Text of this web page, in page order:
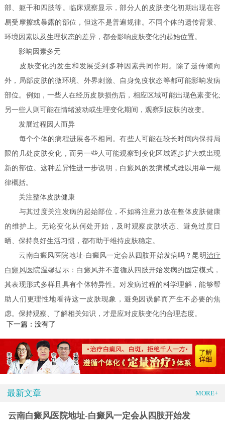
部、躯干和四肢等。临床观察显示，部分人的皮肤变化初期出现在容
易受摩擦或暴露的部位，但这不是普遍规律。不同个体的遗传背景、
环境因素以及生理状态的差异，都会影响皮肤变化的起始位置。
影响因素多元
皮肤变化的发生和发展受到多种因素共同作用。除了遗传倾向
外，局部皮肤的微环境、外界刺激、自身免疫状态等都可能影响发病
部位。例如，一些人在经历皮肤损伤后，相应区域可能出现色素变化;
另一些人则可能在情绪波动或生理变化期间，观察到皮肤的改变。
发展过程因人而异
每个个体的病程进展各不相同。有些人可能在较长时间内保持局
限的几处皮肤变化，而另一些人可能观察到变化区域逐步扩大或出现
新的部位。这种差异性进一步说明，白癜风的发病模式难以用单一规
律概括。
关注整体皮肤健康
与其过度关注发病的起始部位，不如将注意力放在整体皮肤健康
的维护上。无论变化从何处开始，及时观察皮肤状态、避免过度日
晒、保持良好生活习惯，都有助于维持皮肤稳定。
云南白癜风医院地址-白癜风一定会从四肢开始发病吗？昆明治疗
白癜风 医院温馨提示：白癜风并不遵循从四肢开始发病的固定模式，
其表现形式多样且具有个体特异性。对发病过程的科学理解，能够帮
助人们更理性地看待这一皮肤现象，避免因误解而产生不必要的焦
虑。保持观察、了解相关知识，才是应对皮肤变化的合理态度。
下一篇：没有了
最新文章 MORE+
云南白癜风医院地址-白癜风一定会从四肢开始发